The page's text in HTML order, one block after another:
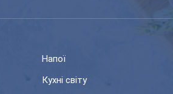
Напої
Кухні світу